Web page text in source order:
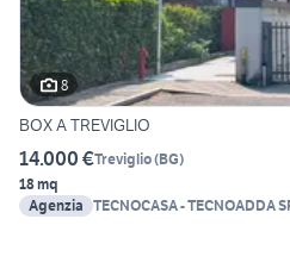
8
BOX A TREVIGLIO
14.000 €Treviglio(BG)
18 mq
Agenzia TECNOCASA - TECNOADDA